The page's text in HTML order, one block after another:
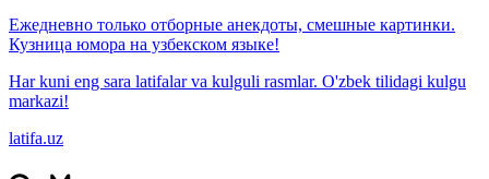
Ежедневно только отборные анекдоты, смешные картинки.
Кузница юмора на узбекском языке!
Har kuni eng sara latifalar va kulguli rasmlar. O'zbek tilidagi kulgu
markazi!
latifa.uz